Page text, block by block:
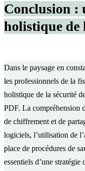
Conclusion :
holistique de
Dans le paysage en
les professionnels de la
holistique de la sécurité
PDF. La compréhension
de chiffrement et de
logiciels, l’utilisation de
place de procédures de
essentiels d’une